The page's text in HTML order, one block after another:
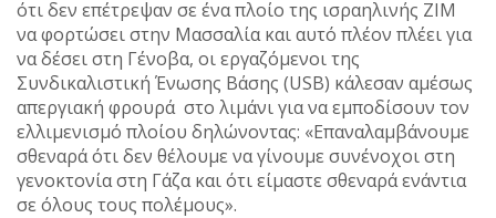
ότι δεν επέτρεψαν σε ένα πλοίο της ισραηλινής ZIM
να φορτώσει στην Μασσαλία και αυτό πλέον πλέει για
να δέσει στη Γένοβα, οι εργαζόμενοι της
Συνδικαλιστική Ένωσης Βάσης (USB) κάλεσαν αμέσως
απεργιακή φρουρά στο λιμάνι για να εμποδίσουν τον
ελλιμενισμό πλοίου δηλώνοντας: «Επαναλαμβάνουμε
σθεναρά ότι δεν θέλουμε να γίνουμε συνένοχοι στη
γενοκτονία στη Γάζα και ότι είμαστε σθεναρά ενάντια
σε όλους τους πολέμους».